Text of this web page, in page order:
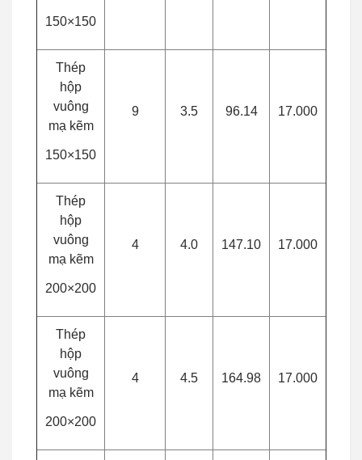
150×150
Thép
hộp
vuông
mạ kẽm
150×150
9 3.5 96.14 17.000
Thép
hộp
vuông
mạ kẽm
200×200
4 4.0 147.10 17.000
Thép
hộp
vuông
mạ kẽm
200×200
4 4.5 164.98 17.000